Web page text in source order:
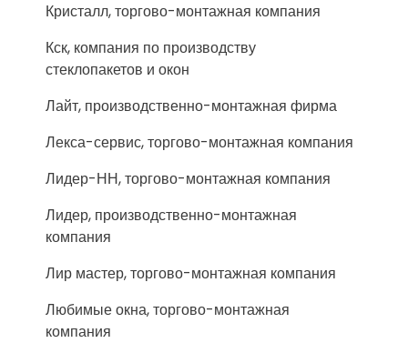
Кристалл, торгово-монтажная компания
Кск, компания по производству
стеклопакетов и окон
Лайт, производственно-монтажная фирма
Лекса-сервис, торгово-монтажная компания
Лидер-НН, торгово-монтажная компания
Лидер, производственно-монтажная
компания
Лир мастер, торгово-монтажная компания
Любимые окна, торгово-монтажная
компания